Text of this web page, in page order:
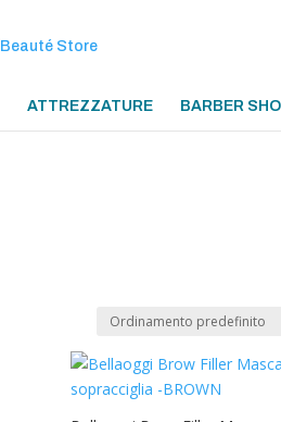
ATTREZZATURE BARBER